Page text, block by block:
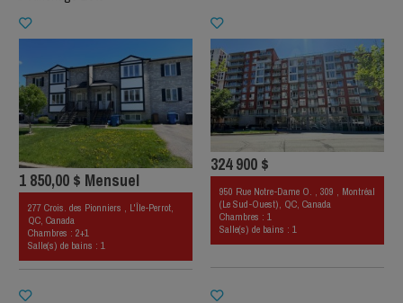
1 850,00 $ Mensuel
277 Crois. des Pionniers , L'Île-Perrot,
QC, Canada
Chambres : 2+1
Salle(s) de bains : 1
324 900 $
950 Rue Notre-Dame O. , 309 , Montréal
(Le Sud-Ouest), QC, Canada
Chambres : 1
Salle(s) de bains : 1